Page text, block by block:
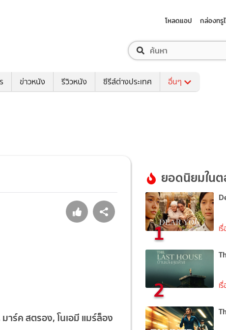
โหลดแอป กล่องทรู
ข่าวหนัง รีวิวหนัง ซีรีส์ต่างประเทศ อื่นๆ
าร์ค สตรอง, โนเอมี แมร์ล็อง
ยอดนิยมใน
1 เ
2 เ